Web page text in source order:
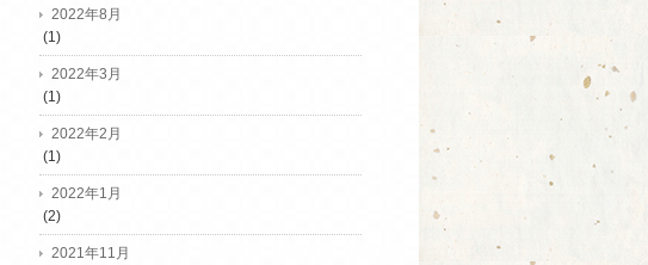
2022年8月
(1)
2022年3月
(1)
2022年2月
(1)
2022年1月
(2)
2021年11月